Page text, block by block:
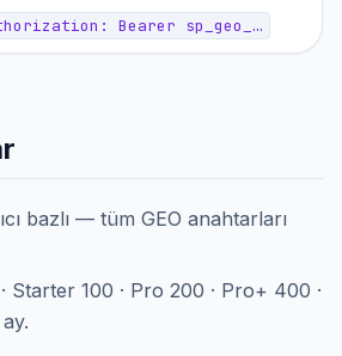
Bearer sp_geo_…
bazlı — tüm GEO anahtarları
Starter 100 · Pro 200 · Pro+ 400 ·